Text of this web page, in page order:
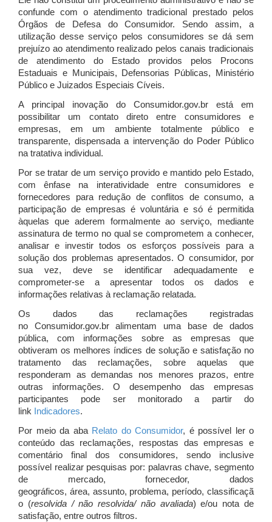
confunde com o atendimento tradicional prestado pelos
Órgãos de Defesa do Consumidor. Sendo assim, a
utilização desse serviço pelos consumidores se dá sem
prejuízo ao atendimento realizado pelos canais tradicionais
de atendimento do Estado providos pelos Procons
Estaduais e Municipais, Defensorias Públicas, Ministério
Público e Juizados Especiais Cíveis.
A principal inovação do Consumidor.gov.br está em
possibilitar um contato direto entre consumidores e
empresas, em um ambiente totalmente público e
transparente, dispensada a intervenção do Poder Público
na tratativa individual.
Por se tratar de um serviço provido e mantido pelo Estado,
com ênfase na interatividade entre consumidores e
fornecedores para redução de conflitos de consumo, a
participação de empresas é voluntária e só é permitida
àquelas que aderem formalmente ao serviço, mediante
assinatura de termo no qual se comprometem a conhecer,
analisar e investir todos os esforços possíveis para a
solução dos problemas apresentados. O consumidor, por
sua vez, deve se identificar adequadamente e
comprometer-se a apresentar todos os dados e
informações relativas à reclamação relatada.
Os dados das reclamações registradas
no Consumidor.gov.br alimentam uma base de dados
pública, com informações sobre as empresas que
obtiveram os melhores índices de solução e satisfação no
tratamento das reclamações, sobre aquelas que
responderam as demandas nos menores prazos, entre
outras informações. O desempenho das empresas
participantes pode ser monitorado a partir do
link Indicadores.
Por meio da aba Relato do Consumidor, é possível ler o
conteúdo das reclamações, respostas das empresas e
comentário final dos consumidores, sendo inclusive
possível realizar pesquisas por: palavras chave, segmento
de mercado, fornecedor, dados
geográficos, área, assunto, problema, período, classificaçã
o (resolvida / não resolvida/ não avaliada) e/ou nota de
satisfação, entre outros filtros.